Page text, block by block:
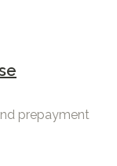
prepayment